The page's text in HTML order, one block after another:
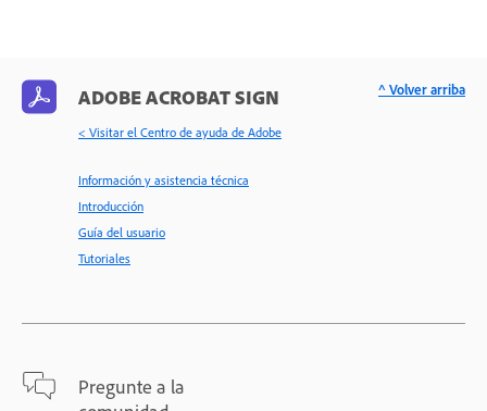
ADOBE ACROBAT SIGN
< Visitar el Centro de ayuda de Adobe
Información y asistencia técnica
Introducción
Guía del usuario
Tutoriales
Pregunte a la
^ Volver arriba